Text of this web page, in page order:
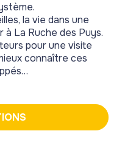
la vie dans une
à La Ruche des Puys.
pour une visite
connaître ces